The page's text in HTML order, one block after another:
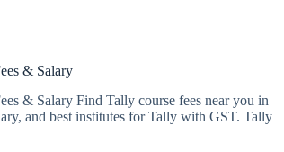
& Salary
& Salary Find Tally course fees near you in
and best institutes for Tally with GST. Tally